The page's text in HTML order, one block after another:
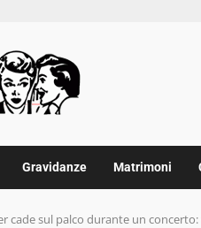
Gravidanze Matrimoni
cade sul palco durante un